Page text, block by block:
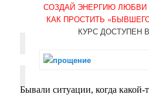
СОЗДАЙ ЭНЕРГИЮ
КАК ПРОСТИТЬ
КУРС ДОСТУПЕН
Бывали ситуации, когда какой-